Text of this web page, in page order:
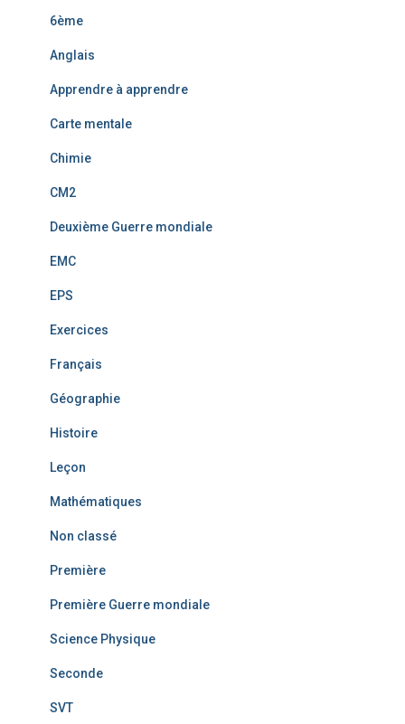
6ème
Anglais
Apprendre à apprendre
Carte mentale
Chimie
CM2
Deuxième Guerre mondiale
EMC
EPS
Exercices
Français
Géographie
Histoire
Leçon
Mathématiques
Non classé
Première
Première Guerre mondiale
Science Physique
Seconde
SVT